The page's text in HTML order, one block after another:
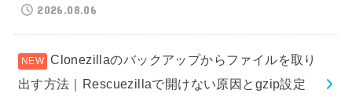
2026.08.06
Clonezillaのバックアップからファイルを取り
出す方法｜Rescuezillaで開けない原因とgzip設定